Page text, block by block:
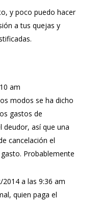
y poco puedo hacer
a tus quejas y
am
modos se ha dicho
gastos de
deudor, así que una
cancelación el
Probablemente
2014 a las 9:36 am
quien paga el